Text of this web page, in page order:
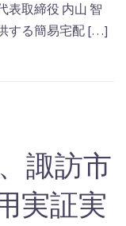
表取締役 内⼭ 智
する簡易宅配 […]
諏訪市
実証実